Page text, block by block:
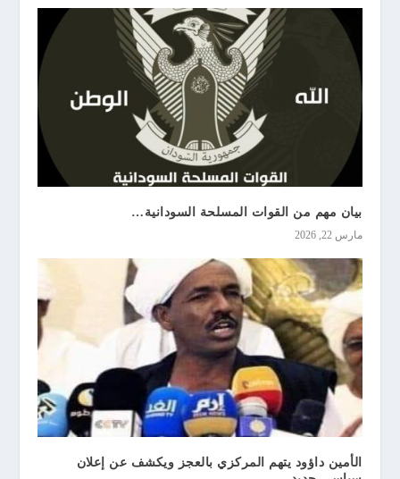
بيان مهم من القوات المسلحة السودانية…
مارس 22, 2026
الأمين داؤود يتهم المركزي بالعجز ويكشف عن إعلان